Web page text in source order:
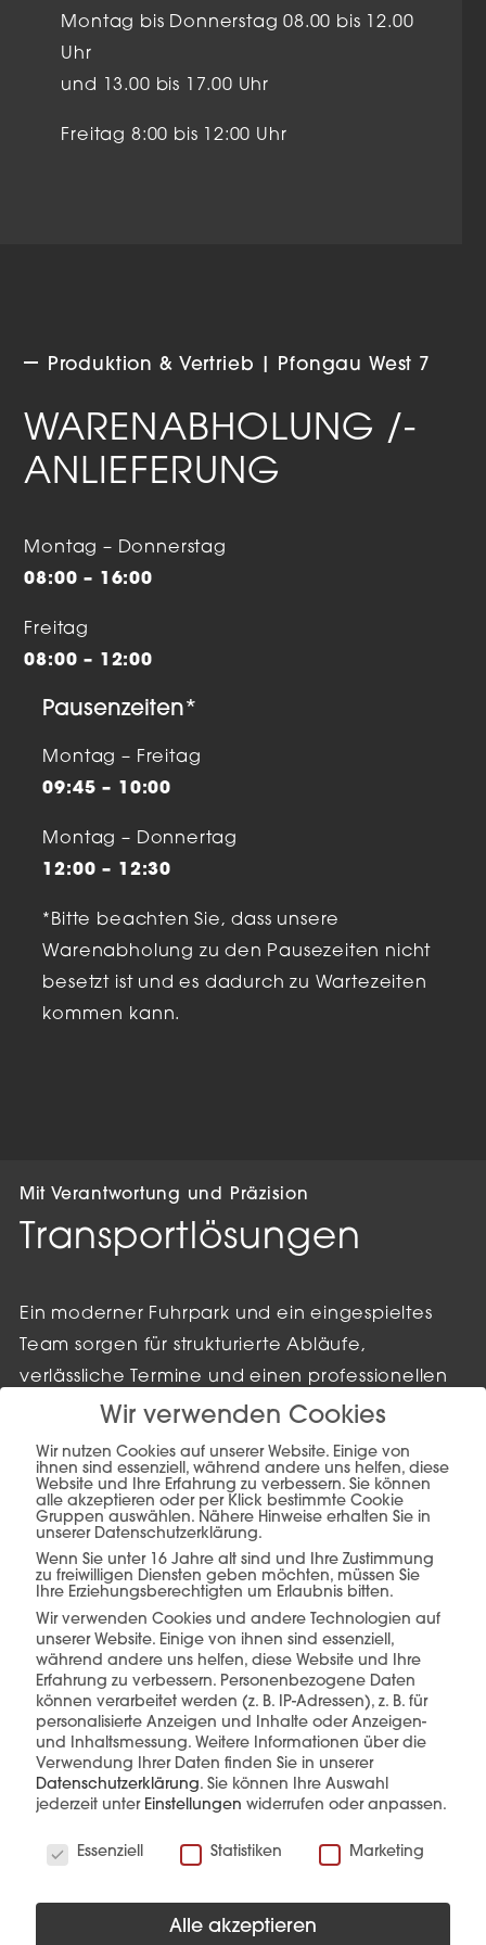
Montag bis Donnerstag 08.00 bis 12.00
Uhr
und 13.00 bis 17.00 Uhr
Freitag 8:00 bis 12:00 Uhr
Produktion & Vertrieb | Pfongau West 7
WARENABHOLUNG /-
ANLIEFERUNG
Montag – Donnerstag
08:00 – 16:00
Freitag
08:00 – 12:00
Pausenzeiten*
Montag – Freitag
09:45 – 10:00
Montag – Donnertag
12:00 – 12:30
*Bitte beachten Sie, dass unsere
Warenabholung zu den Pausezeiten nicht
besetzt ist und es dadurch zu Wartezeiten
kommen kann.
Mit Verantwortung und Präzision
Transportlösungen
Ein moderner Fuhrpark und ein eingespieltes
Team sorgen für strukturierte Abläufe,
verlässliche Termine und einen professionellen
Umgang mit jeder Sendung.
Jeder Transport wird individuell geplant und
exakt auf die jeweiligen Anforderungen
abgestimmt – für eine sichere, effiziente und
reibungslose Umsetzung von der Abholung bis
zur Anlieferung.
Wir verwenden Cookies
Wir nutzen Cookies auf unserer Website. Einige von
ihnen sind essenziell, während andere uns helfen, diese
Website und Ihre Erfahrung zu verbessern. Sie können
alle akzeptieren oder per Klick bestimmte Cookie
Gruppen auswählen. Nähere Hinweise erhalten Sie in
unserer Datenschutzerklärung.
Wenn Sie unter 16 Jahre alt sind und Ihre Zustimmung
zu freiwilligen Diensten geben möchten, müssen Sie
Ihre Erziehungsberechtigten um Erlaubnis bitten.
Wir verwenden Cookies und andere Technologien auf
unserer Website. Einige von ihnen sind essenziell,
während andere uns helfen, diese Website und Ihre
Erfahrung zu verbessern. Personenbezogene Daten
können verarbeitet werden (z. B. IP-Adressen), z. B. für
personalisierte Anzeigen und Inhalte oder Anzeigen-
und Inhaltsmessung. Weitere Informationen über die
Verwendung Ihrer Daten finden Sie in unserer
Datenschutzerklärung. Sie können Ihre Auswahl
jederzeit unter Einstellungen widerrufen oder anpassen.
Essenziell
Statistiken Marketing
Alle akzeptieren